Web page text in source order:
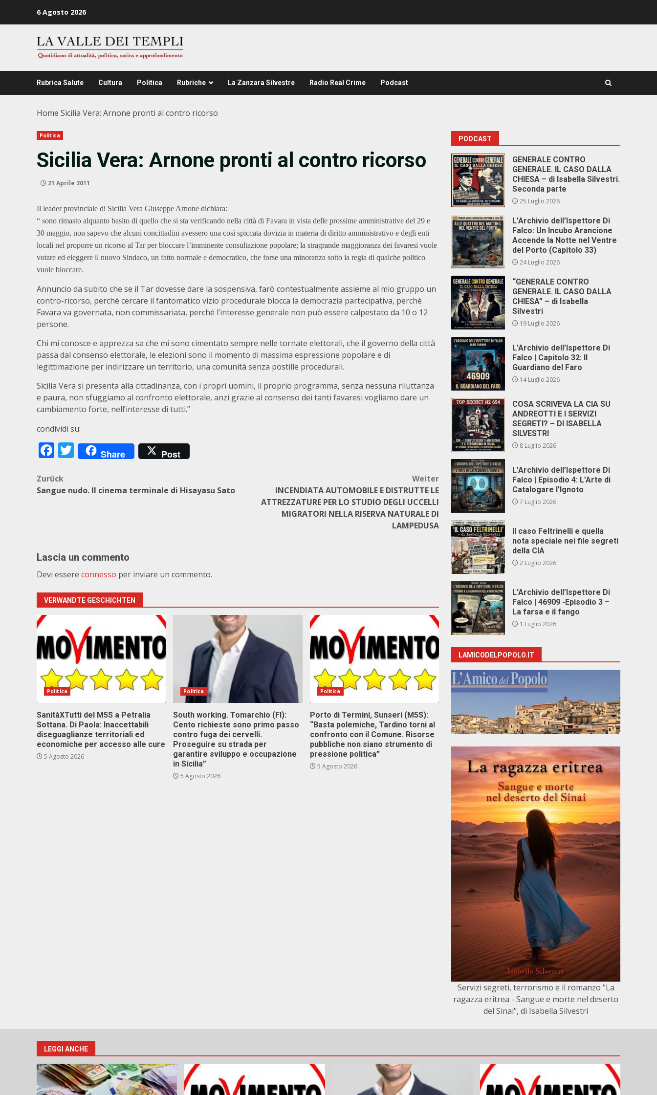
6 Agosto 2026
Rubrica Salute Cultura Politica Rubriche La Zanzara Silvestre Radio Real Crime Podcast
Home Sicilia Vera: Arnone pronti al contro ricorso
Politica
Sicilia Vera: Arnone pronti al contro ricorso
21 Aprile 2011
Il leader provinciale di Sicilia Vera Giuseppe Arnone dichiara:
“ sono rimasto alquanto basito di quello che si sta verificando nella città di Favara in vista delle prossime amministrative del 29 e
30 maggio, non sapevo che alcuni concittadini avessero una così spiccata dovizia in materia di diritto amministrativo e degli enti
locali nel proporre un ricorso al Tar per bloccare l’imminente consultazione popolare; la stragrande maggioranza dei favaresi vuole
votare ed eleggere il nuovo Sindaco, un fatto normale e democratico, che forse una minoranza sotto la regia di qualche politico
vuole bloccare.
Annuncio da subito che se il Tar dovesse dare la sospensiva, farò contestualmente assieme al mio gruppo un
contro-ricorso, perché cercare il fantomatico vizio procedurale blocca la democrazia partecipativa, perché
Favara va governata, non commissariata, perché l’interesse generale non può essere calpestato da 10 o 12
persone.
Chi mi conosce e apprezza sa che mi sono cimentato sempre nelle tornate elettorali, che il governo della città
passa dal consenso elettorale, le elezioni sono il momento di massima espressione popolare e di
legittimazione per indirizzare un territorio, una comunità senza postille procedurali.
Sicilia Vera si presenta alla cittadinanza, con i propri uomini, il proprio programma, senza nessuna riluttanza
e paura, non sfuggiamo al confronto elettorale, anzi grazie al consenso dei tanti favaresi vogliamo dare un
cambiamento forte, nell’interesse di tutti.”
condividi su:
Facebook
Twitter
Share Post
Beitragsnavigation
Zurück
Sangue nudo. Il cinema terminale di Hisayasu Sato
Weiter
INCENDIATA AUTOMOBILE E DISTRUTTE LE
ATTREZZATURE PER LO STUDIO DEGLI UCCELLI
MIGRATORI NELLA RISERVA NATURALE DI
LAMPEDUSA
Lascia un commento
Devi essere connesso per inviare un commento.
VERWANDTE GESCHICHTEN
Politica
SanitàXTutti del M5S a Petralia
Sottana. Di Paola: Inaccettabili
diseguaglianze territoriali ed
economiche per accesso alle cure
5 Agosto 2026
Politica
South working. Tomarchio (FI):
Cento richieste sono primo passo
contro fuga dei cervelli.
Proseguire su strada per
garantire sviluppo e occupazione
in Sicilia”
5 Agosto 2026
Politica
Porto di Termini, Sunseri (M5S):
“Basta polemiche, Tardino torni al
confronto con il Comune. Risorse
pubbliche non siano strumento di
pressione politica”
5 Agosto 2026
PODCAST
GENERALE CONTRO
GENERALE. IL CASO DALLA
CHIESA – di Isabella Silvestri.
Seconda parte
25 Luglio 2026
L’Archivio dell’Ispettore Di
Falco: Un Incubo Arancione
Accende la Notte nel Ventre
del Porto (Capitolo 33)
24 Luglio 2026
“GENERALE CONTRO
GENERALE. IL CASO DALLA
CHIESA” – di Isabella
Silvestri
19 Luglio 2026
L’Archivio dell’Ispettore Di
Falco | Capitolo 32: Il
Guardiano del Faro
14 Luglio 2026
COSA SCRIVEVA LA CIA SU
ANDREOTTI E I SERVIZI
SEGRETI? – DI ISABELLA
SILVESTRI
8 Luglio 2026
L’Archivio dell’Ispettore Di
Falco | Episodio 4: L’Arte di
Catalogare l’Ignoto
7 Luglio 2026
Il caso Feltrinelli e quella
nota speciale nei file segreti
della CIA
2 Luglio 2026
L’Archivio dell’Ispettore Di
Falco | 46909 -Episodio 3 –
La farsa e il fango
1 Luglio 2026
LAMICODELPOPOLO.IT
Servizi segreti, terrorismo e il romanzo "La
ragazza eritrea - Sangue e morte nel deserto
del Sinai", di Isabella Silvestri
LEGGI ANCHE